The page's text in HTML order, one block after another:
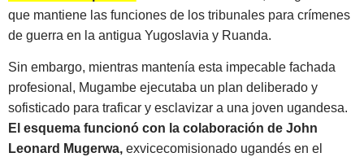
que mantiene las funciones de los tribunales para crímenes
de guerra en la antigua Yugoslavia y Ruanda.
Sin embargo, mientras mantenía esta impecable fachada
profesional, Mugambe ejecutaba un plan deliberado y
sofisticado para traficar y esclavizar a una joven ugandesa.
El esquema funcionó con la colaboración de John
Leonard Mugerwa, exvicecomisionado ugandés en el